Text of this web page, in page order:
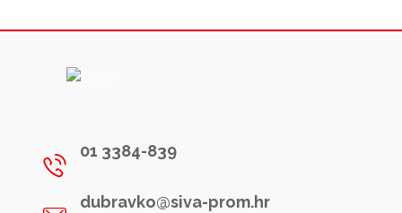
01 3384-839
dubravko@siva-prom.hr